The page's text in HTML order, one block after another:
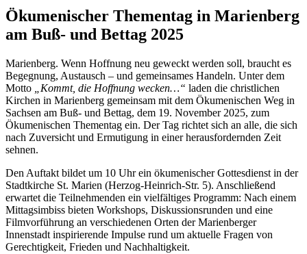
Ökumenischer Thementag in Marienberg
am Buß- und Bettag 2025
Marienberg. Wenn Hoffnung neu geweckt werden soll, braucht es
Begegnung, Austausch – und gemeinsames Handeln. Unter dem
Motto
„Kommt, die Hoffnung wecken…“ laden die christlichen
Kirchen in Marienberg gemeinsam mit dem Ökumenischen Weg in
Sachsen am Buß- und Bettag, dem 19. November 2025, zum
Ökumenischen Thementag ein. Der Tag richtet sich an alle, die sich
nach Zuversicht und Ermutigung in einer herausfordernden Zeit
sehnen.
Den Auftakt bildet um 10 Uhr ein ökumenischer Gottesdienst in der
Stadtkirche St. Marien (Herzog-Heinrich-Str. 5). Anschließend
erwartet die Teilnehmenden ein vielfältiges Programm: Nach einem
Mittagsimbiss bieten Workshops, Diskussionsrunden und eine
Filmvorführung an verschiedenen Orten der Marienberger
Innenstadt inspirierende Impulse rund um aktuelle Fragen von
Gerechtigkeit, Frieden und Nachhaltigkeit.